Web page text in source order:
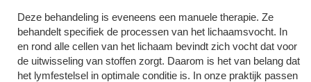
Deze behandeling is eveneens een manuele therapie. Ze
behandelt specifiek de processen van het lichaamsvocht. In
en rond alle cellen van het lichaam bevindt zich vocht dat voor
de uitwisseling van stoffen zorgt. Daarom is het van belang dat
het lymfestelsel in optimale conditie is. In onze praktijk passen